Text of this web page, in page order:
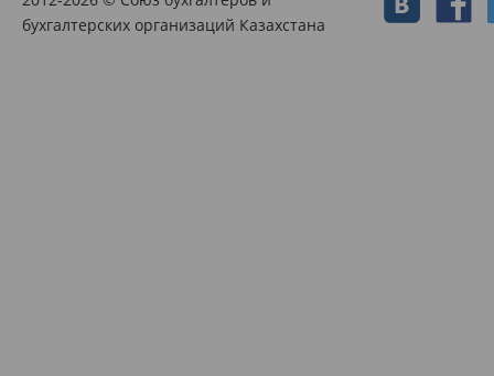
бухгалтерских организаций Казахстана